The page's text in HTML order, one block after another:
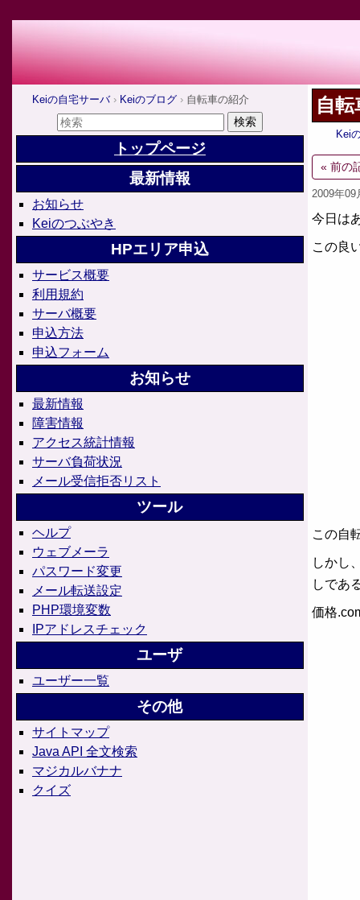
Keiの自宅サーバ Keiのブログ 自転車の紹介
トップページ
最新情報
お知らせ
Keiのつぶやき
HPエリア申込
サービス概要
利用規約
サーバ概要
申込方法
申込フォーム
お知らせ
最新情報
障害情報
アクセス統計情報
サーバ負荷状況
メール受信拒否リスト
ツール
ヘルプ
ウェブメーラ
パスワード変更
メール転送設定
PHP環境変数
IPアドレスチェック
ユーザ
ユーザー一覧
その他
サイトマップ
Java API 全文検索
マジカルバナナ
クイズ
自
Kei
« 前の
2009年
今日は
この良
この自
しかし
しであ
価格